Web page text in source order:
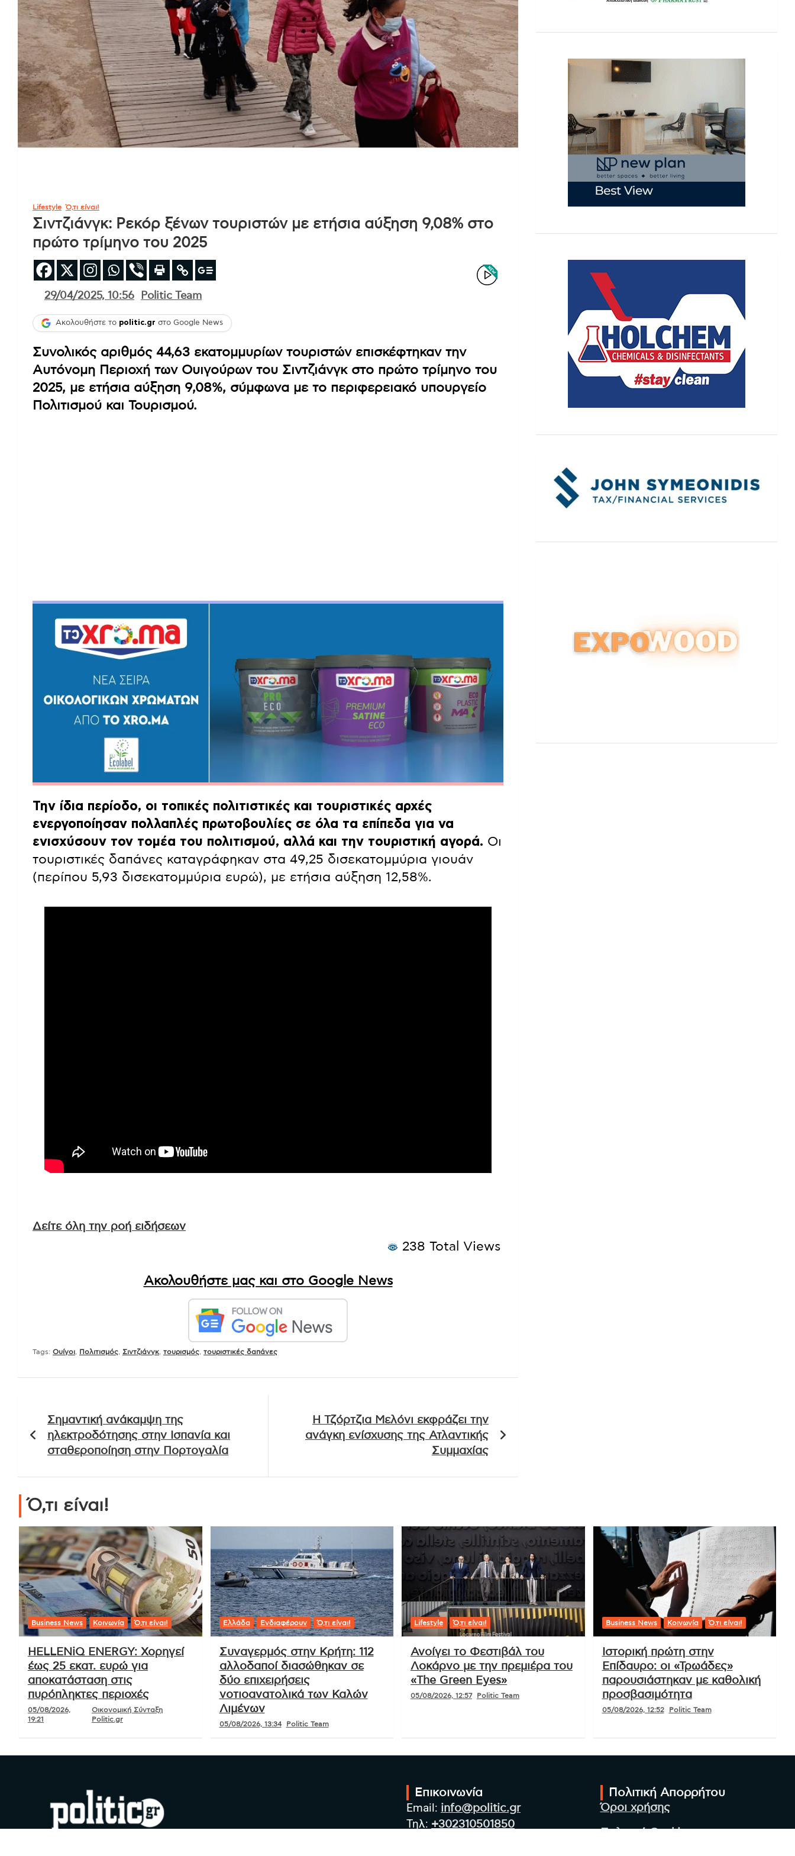
Lifestyle Ό,τι είναι!
Σιντζιάνγκ: Ρεκόρ ξένων τουριστών με ετήσια αύξηση 9,08% στο
πρώτο τρίμηνο του 2025
29/04/2025, 10:56 Politic Team
Ακολουθήστε το politic.gr στο Google News
Συνολικός αριθμός 44,63 εκατομμυρίων τουριστών επισκέφτηκαν την
Αυτόνομη Περιοχή των Ουιγούρων του Σιντζιάνγκ στο πρώτο τρίμηνο του
2025, με ετήσια αύξηση 9,08%, σύμφωνα με το περιφερειακό υπουργείο
Πολιτισμού και Τουρισμού.
Την ίδια περίοδο, οι τοπικές πολιτιστικές και τουριστικές αρχές
ενεργοποίησαν πολλαπλές πρωτοβουλίες σε όλα τα επίπεδα για να
ενισχύσουν τον τομέα του πολιτισμού, αλλά και την τουριστική αγορά. Οι
τουριστικές δαπάνες καταγράφηκαν στα 49,25 δισεκατομμύρια γιουάν
(περίπου 5,93 δισεκατομμύρια ευρώ), με ετήσια αύξηση 12,58%.
Δείτε όλη την ροή ειδήσεων
238 Total Views
Ακολουθήστε μας και στο Google News
Tags: Ουίγοι Πολιτισμός Σιντζιάνγκ τουρισμός τουριστικές δαπάνες
άρθρων
Σημαντική ανάκαμψη της
ηλεκτροδότησης στην Ισπανία και
σταθεροποίηση στην Πορτογαλία
Η Τζόρτζια Μελόνι εκφράζει την
ανάγκη ενίσχυσης της Ατλαντικής
Συμμαχίας
Ό,τι είναι!
Business News Κοινωνία Ό,τι είναι!
HELLENiQ ENERGY: Χορηγεί
έως 25 εκατ. ευρώ για
αποκατάσταση στις
πυρόπληκτες περιοχές
05/08/2026,
19:21
Οικονομική Σύνταξη
Politic.gr
Ελλάδα Ενδιαφέρουν Ό,τι είναι!
Συναγερμός στην Κρήτη: 112
αλλοδαποί διασώθηκαν σε
δύο επιχειρήσεις
νοτιοανατολικά των Καλών
Λιμένων
05/08/2026, 13:34 Politic Team
Lifestyle Ό,τι είναι!
Ανοίγει το Φεστιβάλ του
Λοκάρνο με την πρεμιέρα του
«The Green Eyes»
05/08/2026, 12:57 Politic Team
Business News Κοινωνία Ό,τι είναι!
Ιστορική πρώτη στην
Επίδαυρο: οι «Τρωάδες»
παρουσιάστηκαν με καθολική
προσβασιμότητα
05/08/2026, 12:52 Politic Team
Επικοινωνία
Email: info@politic.gr
Τηλ: +302310501850
Πολιτική Απορρήτου
Όροι χρήσης
Πολιτική Cookies